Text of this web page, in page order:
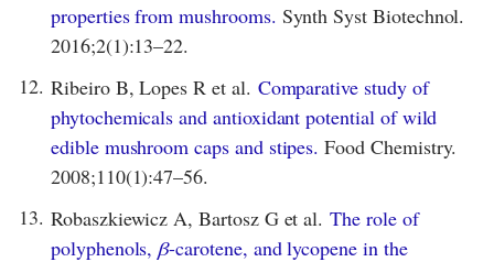
properties from mushrooms. Synth Syst Biotechnol.
2016;2(1):13–22.
12. Ribeiro B, Lopes R et al. Comparative study of
phytochemicals and antioxidant potential of wild
edible mushroom caps and stipes. Food Chemistry.
2008;110(1):47–56.
13. Robaszkiewicz A, Bartosz G et al.The role of
polyphenols, β-carotene, and lycopene in the